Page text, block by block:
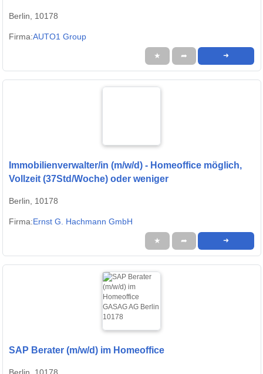
Berlin, 10178
Firma:AUTO1 Group
★ ➦ ➜
Immobilienverwalter/in (m/w/d) - Homeoffice möglich,
Vollzeit (37Std/Woche) oder weniger
Berlin, 10178
Firma:Ernst G. Hachmann GmbH
★ ➦ ➜
SAP Berater (m/w/d) im Homeoffice